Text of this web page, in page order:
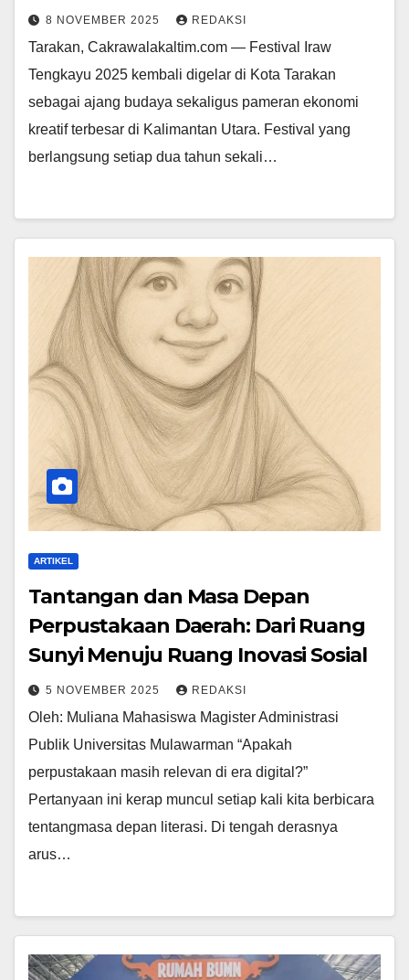
8 NOVEMBER 2025 REDAKSI
Tarakan, Cakrawalakaltim.com — Festival Iraw
Tengkayu 2025 kembali digelar di Kota Tarakan
sebagai ajang budaya sekaligus pameran ekonomi
kreatif terbesar di Kalimantan Utara. Festival yang
berlangsung setiap dua tahun sekali…
ARTIKEL
Tantangan dan Masa Depan
Perpustakaan Daerah: Dari Ruang
Sunyi Menuju Ruang Inovasi Sosial
5 NOVEMBER 2025 REDAKSI
Oleh: Muliana Mahasiswa Magister Administrasi
Publik Universitas Mulawarman “Apakah
perpustakaan masih relevan di era digital?”
Pertanyaan ini kerap muncul setiap kali kita berbicara
tentangmasa depan literasi. Di tengah derasnya
arus…